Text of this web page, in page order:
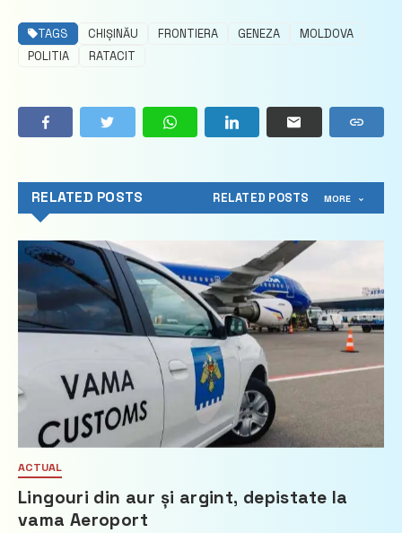
TAGS CHIȘINĂU FRONTIERA GENEZA
MOLDOVA
POLITIA
RATACIT
RELATED POSTS RELATED POSTS MORE
ACTUAL
Lingouri din aur și argint, depistate la
vama Aeroport